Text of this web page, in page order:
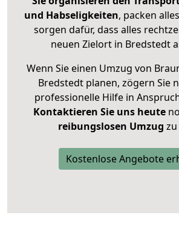
und Habseligkeiten, packen
sorgen dafür, dass alles
neuen Zielort in Bredstedt
Wenn Sie einen Umzug von
Bredstedt planen, zögern Sie
professionelle Hilfe in
Kontaktieren Sie uns heute
reibungslosen Umzug
Kostenlose Angebote